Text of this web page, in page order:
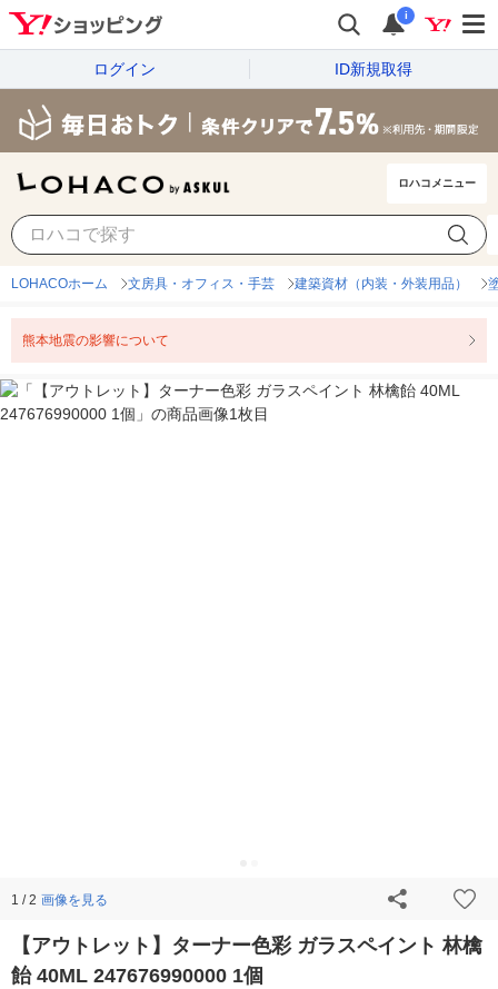
i
ログイン ID新規取得
ロハコメニュー
LOHACOホーム 文房具・オフィス・手芸 建築資材（内装・外装用品）
熊本地震の影響について
1 / 2 画像を見る
【アウトレット】ターナー色彩 ガラスペイント 林檎
飴 40ML 247676990000 1個